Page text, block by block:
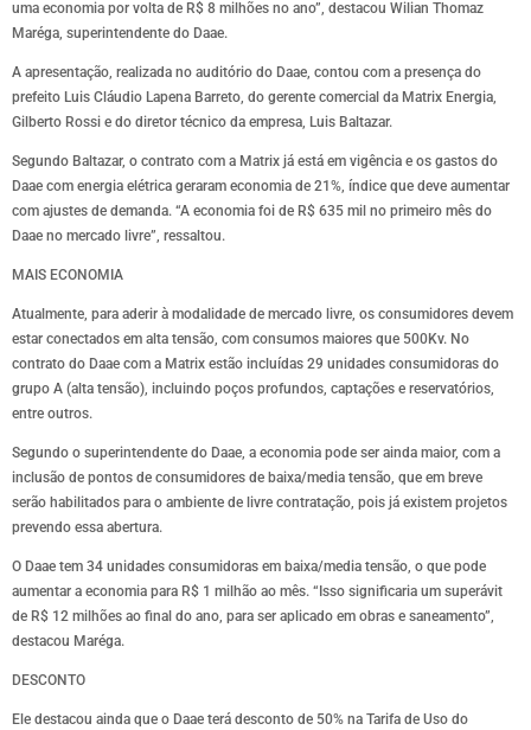
uma economia por volta de R$ 8 milhões no ano”, destacou Wilian Thomaz
Maréga, superintendente do Daae.
A apresentação, realizada no auditório do Daae, contou com a presença do
prefeito Luis Cláudio Lapena Barreto, do gerente comercial da Matrix Energia,
Gilberto Rossi e do diretor técnico da empresa, Luis Baltazar.
Segundo Baltazar, o contrato com a Matrix já está em vigência e os gastos do
Daae com energia elétrica geraram economia de 21%, índice que deve aumentar
com ajustes de demanda. “A economia foi de R$ 635 mil no primeiro mês do
Daae no mercado livre”, ressaltou.
MAIS ECONOMIA
Atualmente, para aderir à modalidade de mercado livre, os consumidores devem
estar conectados em alta tensão, com consumos maiores que 500Kv. No
contrato do Daae com a Matrix estão incluídas 29 unidades consumidoras do
grupo A (alta tensão), incluindo poços profundos, captações e reservatórios,
entre outros.
Segundo o superintendente do Daae, a economia pode ser ainda maior, com a
inclusão de pontos de consumidores de baixa/media tensão, que em breve
serão habilitados para o ambiente de livre contratação, pois já existem projetos
prevendo essa abertura.
O Daae tem 34 unidades consumidoras em baixa/media tensão, o que pode
aumentar a economia para R$ 1 milhão ao mês. “Isso significaria um superávit
de R$ 12 milhões ao final do ano, para ser aplicado em obras e saneamento”,
destacou Maréga.
DESCONTO
Ele destacou ainda que o Daae terá desconto de 50% na Tarifa de Uso do